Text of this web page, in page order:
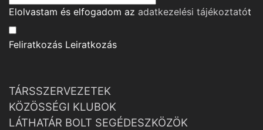
Elolvastam és elfogadom az adatkezelési tájékoztatót
Feliratkozás Leiratkozás
TÁRSSZERVEZETEK
KÖZÖSSÉGI KLUBOK
LÁTHATÁR BOLT SEGÉDESZKÖZÖK